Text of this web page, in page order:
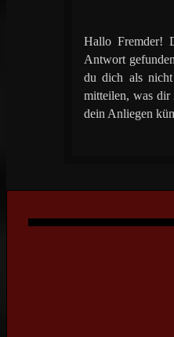
Hallo Fremder!
Antwort
du dich als
mitteilen, was
dein Anliegen